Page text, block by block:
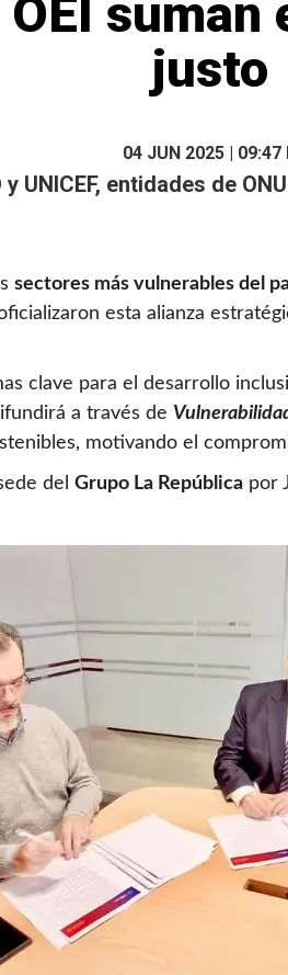
justo
04 JUN 2025 | 09:47
UNICEF, entidades de
sectores más vulnerables del
esta alianza
clave para el desarrollo
a través de
motivando el
del Grupo La República por